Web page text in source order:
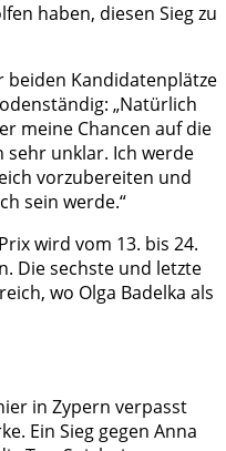
haben, diesen Sieg zu
beiden Kandidatenplätze
„Natürlich
meine Chancen auf die
sehr unklar. Ich werde
vorzubereiten und
sein werde.“
wird vom 13. bis 24.
Die sechste und letzte
wo Olga Badelka als
in Zypern verpasst
Ein Sieg gegen Anna